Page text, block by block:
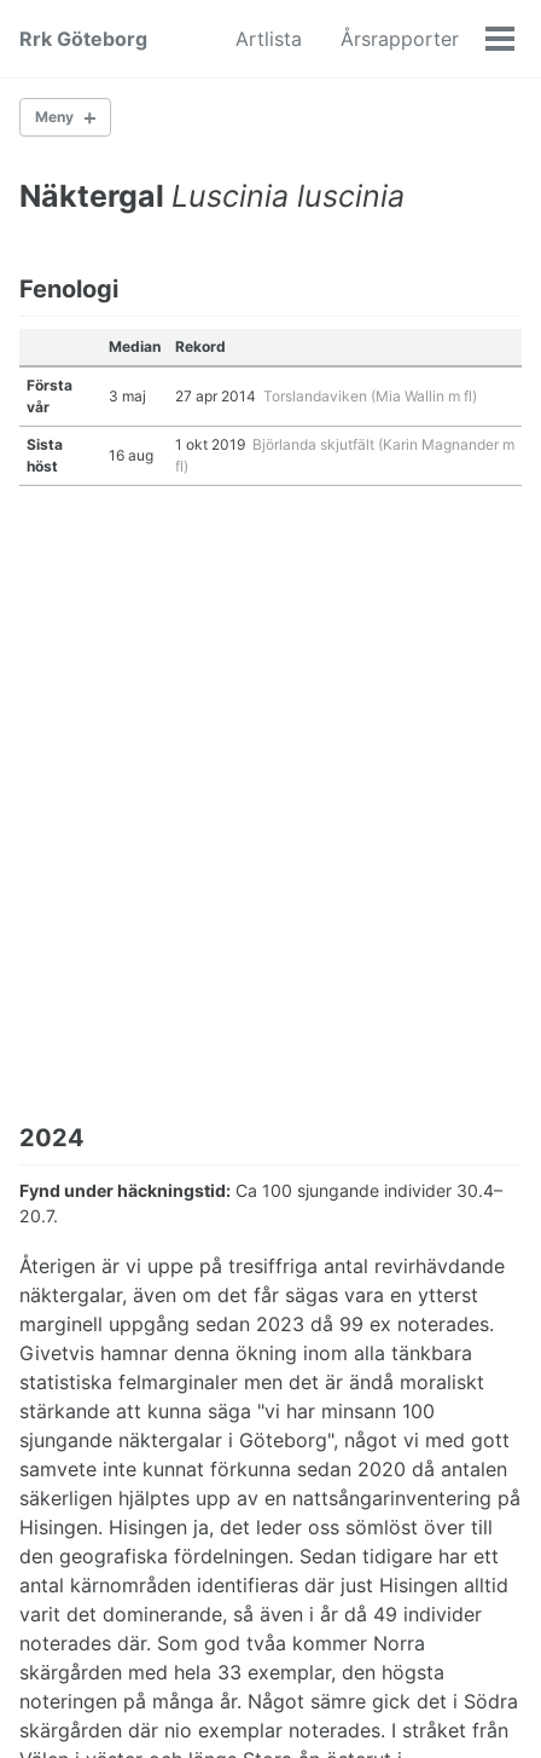
navigation
Rrk Göteborg Artlista Årsrapporter
Meny
Gäss
Vadare
Hökfåglar
Hackspettar
Falkar
Kråkfåglar
Rörsångare
Näktergal Luscinia luscinia
Fenologi
Median Rekord
Första
vår
3 maj 27 apr 2014 Torslandaviken (Mia Wallin m fl)
Sista
höst
16 aug
1 okt 2019 Björlanda skjutfält (Karin Magnander m
fl)
2024
Fynd under häckningstid: Ca 100 sjungande individer 30.4–
20.7.
Återigen är vi uppe på tresiffriga antal revirhävdande
näktergalar, även om det får sägas vara en ytterst
marginell uppgång sedan 2023 då 99 ex noterades.
Givetvis hamnar denna ökning inom alla tänkbara
statistiska felmarginaler men det är ändå moraliskt
stärkande att kunna säga "vi har minsann 100
sjungande näktergalar i Göteborg", något vi med gott
samvete inte kunnat förkunna sedan 2020 då antalen
säkerligen hjälptes upp av en nattsångarinventering på
Hisingen. Hisingen ja, det leder oss sömlöst över till
den geografiska fördelningen. Sedan tidigare har ett
antal kärnområden identifieras där just Hisingen alltid
varit det dominerande, så även i år då 49 individer
noterades där. Som god tvåa kommer Norra
skärgården med hela 33 exemplar, den högsta
noteringen på många år. Något sämre gick det i Södra
skärgården där nio exemplar noterades. I stråket från